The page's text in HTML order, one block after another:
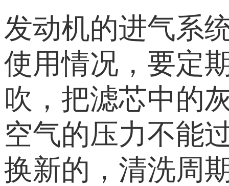
发动机的进气系
使用情况，要定
吹，把滤芯中的
空气的压力不能
换新的，清洗周